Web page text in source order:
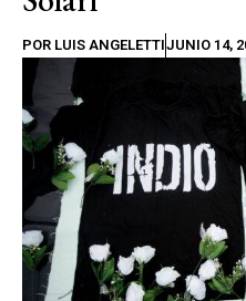
POR LUIS ANGELETTIJUNIO 14,